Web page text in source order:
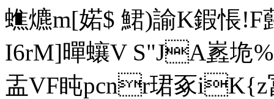
蟭爊m[婼$ 鮶)諭K鍜悵!F
I6rM]暺蠰V S"JA嶳垝
盂VF盹pcnr珺豖iK{z